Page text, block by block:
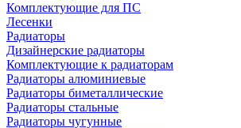
Комплектующие для ПС
Лесенки
Радиаторы
Дизайнерские радиаторы
Комплектующие к радиаторам
Радиаторы алюминиевые
Радиаторы биметаллические
Радиаторы стальные
Радиаторы чугунные